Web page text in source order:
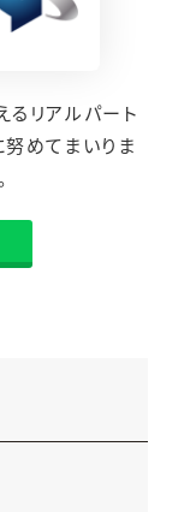
リアルパート
めてまいりま